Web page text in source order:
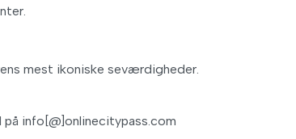
mest ikoniske seværdigheder.
info[@]onlinecitypass.com